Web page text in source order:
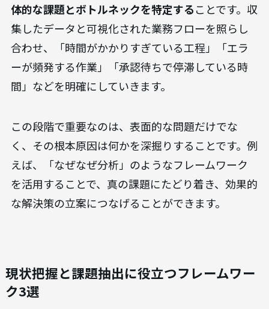
体的な課題とボトルネックを特定することです。収
集したデータと可視化された業務フローを照らし
合わせ、「時間がかかりすぎている工程」「エラ
ーが頻発する作業」「承認待ちで停滞している時
間」などを明確にしていきます。
この段階で重要なのは、表面的な問題だけでな
く、その根本原因は何かを深掘りすることです。例
えば、「なぜなぜ分析」のようなフレームワーク
を活用することで、真の課題にたどり着き、効果的
な解決策の立案につなげることができます。
現状把握と課題抽出に役立つフレームワー
ク3選